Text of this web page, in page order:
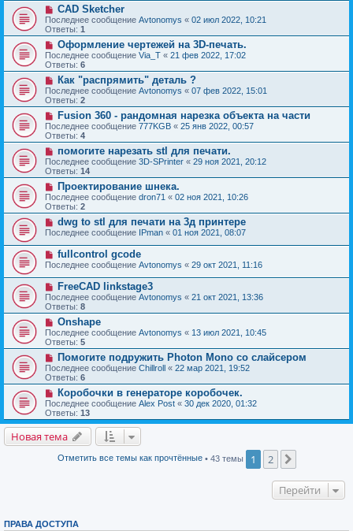
CAD Sketcher
Последнее сообщение Avtonomys « 02 июл 2022, 10:21
Ответы: 1
Оформление чертежей на 3D-печать.
Последнее сообщение Via_T « 21 фев 2022, 17:02
Ответы: 6
Как "распрямить" деталь ?
Последнее сообщение Avtonomys « 07 фев 2022, 15:01
Ответы: 2
Fusion 360 - рандомная нарезка объекта на части
Последнее сообщение 777KGB « 25 янв 2022, 00:57
Ответы: 4
помогите нарезать stl для печати.
Последнее сообщение 3D-SPrinter « 29 ноя 2021, 20:12
Ответы: 14
Проектирование шнека.
Последнее сообщение dron71 « 02 ноя 2021, 10:26
Ответы: 2
dwg to stl для печати на 3д принтере
Последнее сообщение IPman « 01 ноя 2021, 08:07
fullcontrol gcode
Последнее сообщение Avtonomys « 29 окт 2021, 11:16
FreeCAD linkstage3
Последнее сообщение Avtonomys « 21 окт 2021, 13:36
Ответы: 8
Onshape
Последнее сообщение Avtonomys « 13 июл 2021, 10:45
Ответы: 5
Помогите подружить Photon Mono со слайсером
Последнее сообщение Chillroll « 22 мар 2021, 19:52
Ответы: 6
Коробочки в генераторе коробочек.
Последнее сообщение Alex Post « 30 дек 2020, 01:32
Ответы: 13
Новая тема
Отметить все темы как прочтённые• 43 темы 1 2
Перейти
ПРАВА ДОСТУПА